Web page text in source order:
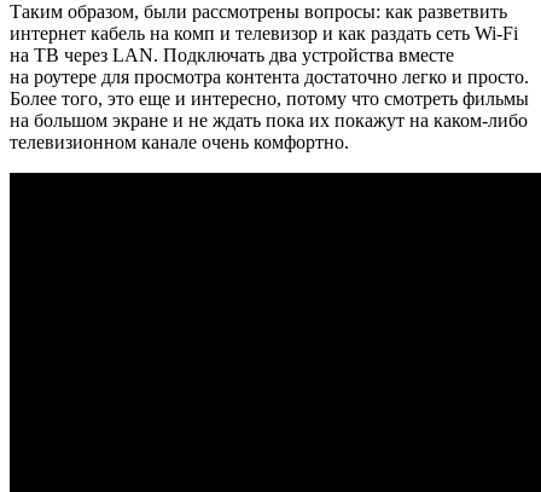
Таким образом, были рассмотрены вопросы: как разветвить
интернет кабель на комп и телевизор и как раздать сеть Wi-Fi
на ТВ через LAN. Подключать два устройства вместе
на роутерe для просмотра контента достаточно легко и просто.
Более того, это еще и интересно, потому что смотреть фильмы
на большом экране и не ждать пока их покажут на каком-либо
телевизионном канале очень комфортно.